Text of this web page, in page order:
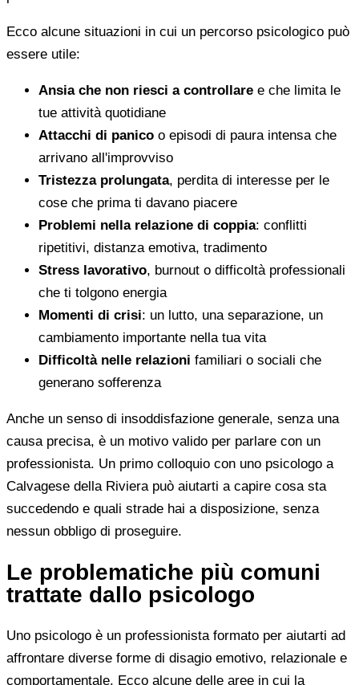
Ecco alcune situazioni in cui un percorso psicologico può
essere utile:
Ansia che non riesci a controllare e che limita le
tue attività quotidiane
Attacchi di panico o episodi di paura intensa che
arrivano all'improvviso
Tristezza prolungata, perdita di interesse per le
cose che prima ti davano piacere
Problemi nella relazione di coppia: conflitti
ripetitivi, distanza emotiva, tradimento
Stress lavorativo, burnout o difficoltà professionali
che ti tolgono energia
Momenti di crisi: un lutto, una separazione, un
cambiamento importante nella tua vita
Difficoltà nelle relazioni familiari o sociali che
generano sofferenza
Anche un senso di insoddisfazione generale, senza una
causa precisa, è un motivo valido per parlare con un
professionista. Un primo colloquio con uno psicologo a
Calvagese della Riviera può aiutarti a capire cosa sta
succedendo e quali strade hai a disposizione, senza
nessun obbligo di proseguire.
Le problematiche più comuni
trattate dallo psicologo
Uno psicologo è un professionista formato per aiutarti ad
affrontare diverse forme di disagio emotivo, relazionale e
comportamentale. Ecco alcune delle aree in cui la